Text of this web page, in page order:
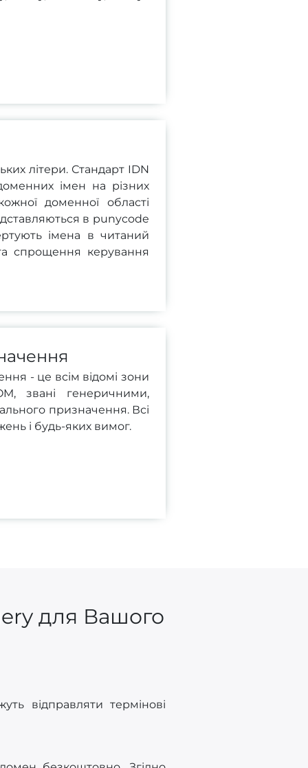
літери. Стандарт IDN
імен на різних
доменної області
в punycode
імена в читаний
спрощення керування
- це всім відомі зони
звані генеричними,
призначення. Всі
і будь-яких вимог.
для Вашого
відправляти термінові